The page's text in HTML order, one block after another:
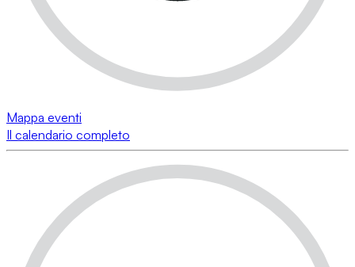
Mappa eventi
Il calendario completo